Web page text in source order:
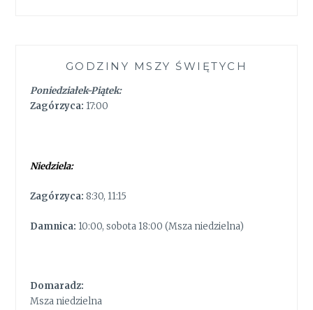
GODZINY MSZY ŚWIĘTYCH
Poniedziałek-Piątek:
Zagórzyca: 17:00
Niedziela:
Zagórzyca: 8:30, 11:15
Damnica: 10:00, sobota 18:00 (Msza niedzielna)
Domaradz:
Msza niedzielna